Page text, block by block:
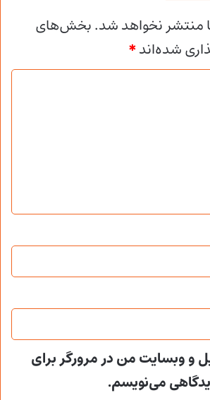
منتشر نخواهد شد.بخش‌های
شده‌اند*
و وبسایت من در مرورگر برای
می‌نویسم.